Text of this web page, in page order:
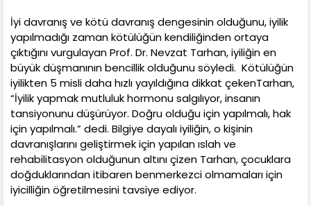
İyi davranış ve kötü davranış dengesinin olduğunu, iyilik
yapılmadığı zaman kötülüğün kendiliğinden ortaya
çıktığını vurgulayan Prof. Dr. Nevzat Tarhan, iyiliğin en
büyük düşmanının bencillik olduğunu söyledi. Kötülüğün
iyilikten 5 misli daha hızlı yayıldığına dikkat çekenTarhan,
“İyilik yapmak mutluluk hormonu salgılıyor, insanın
tansiyonunu düşürüyor. Doğru olduğu için yapılmalı, hak
için yapılmalı.” dedi. Bilgiye dayalı iyiliğin, o kişinin
davranışlarını geliştirmek için yapılan ıslah ve
rehabilitasyon olduğunun altını çizen Tarhan, çocuklara
doğduklarından itibaren benmerkezci olmamaları için
iyicilliğin öğretilmesini tavsiye ediyor.